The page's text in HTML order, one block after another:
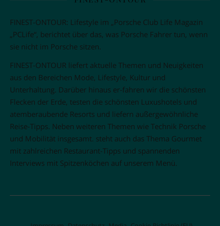
FINEST-ONTOUR: Lifestyle im „Porsche Club Life Magazin
„PCLife“, berichtet über das, was Porsche Fahrer tun, wenn
sie nicht im Porsche sitzen.
FINEST-ONTOUR liefert aktuelle Themen und Neuigkeiten
aus den Bereichen Mode, Lifestyle, Kultur und
Unterhaltung. Darüber hinaus er-fahren wir die schönsten
Flecken der Erde, testen die schönsten Luxushotels und
atemberaubende Resorts und liefern außergewöhnliche
Reise-Tipps. Neben weiteren Themen wie Technik Porsche
und Mobilität insgesamt. steht auch das Thema Gourmet
mit zahlreichen Restaurant-Tipps und spannenden
Interviews mit Spitzenköchen auf unserem Menü.